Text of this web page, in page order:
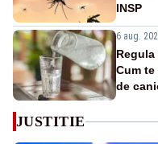
INSP
6 aug.
Cum
de
JUSTITIE